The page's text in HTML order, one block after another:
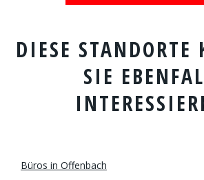
DIESE STANDORTE
SIE
Büros in Offenbach